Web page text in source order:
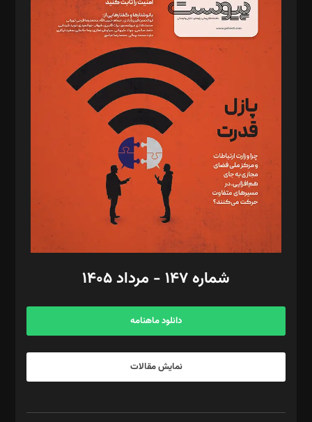
د‌بیر خدمت و تجارت: ابوالفضل رجبی
د‌بیر حقوق فناوری: حسام‌الدین ایپکچی
د‌بیر پیوست جهان: مینا پاکدل
د‌بیر تحریریه آنلاین: بابک نقاش
تحریریه‌: مجتبی محمود‌ی، آرش برهمند، یسنا امان‌پور، سروش کرمیان،
مصطفی مسجدی آرانی، ابوالفضل رجبی، زهرا فکرانه، فائزه فتحی
رستمی،مصطفی باستان
ویرایش: نگار استاد‌‌آقا
طراح یونیفرم: مجید توکلی
فیلمبرداری و عکاسی: امیر شفیعی، مانی لطفی زاده
گرافیک و صفحه‌آرایی: سید‌سبحان‌علی ثابت
مد‌یر توسعه تجاری: کامبیز برید‌
امور مالی: شاپور رهبری، محمد‌ کاظمی‌نیا
آگهی و مشترکین: ۰۹۱۹۹۹۹۰۴۵۴
شماره ۱۴۷ - مرداد ۱۴۰۵
دانلود ماهنامه
نمایش مقالات